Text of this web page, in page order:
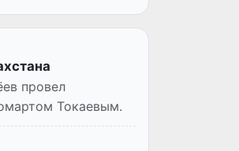
провел
Токаевым.